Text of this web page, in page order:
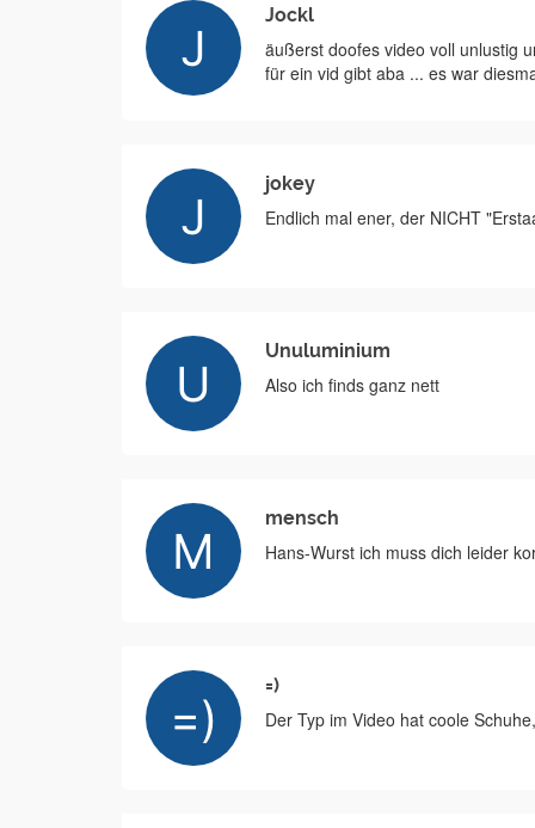
Jockl
äußerst doofes video voll unlustig
für ein vid gibt aba ... es war
jokey
Endlich mal ener, der NICHT
Unuluminium
Also ich finds ganz nett
mensch
Hans-Wurst ich muss dich leider
=)
Der Typ im Video hat coole